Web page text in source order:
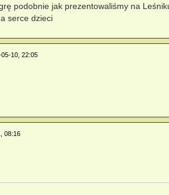
podobnie jak prezentowaliśmy na
serce dzieci
10, 22:05
08:16